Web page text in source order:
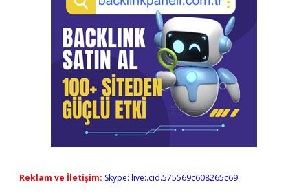
Reklam ve İletişim: Skype: live:.cid.575569c608265c69